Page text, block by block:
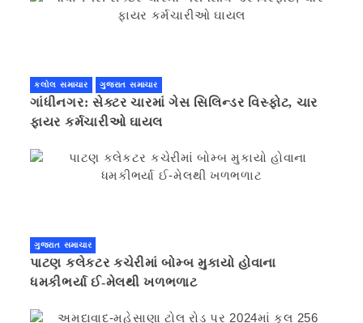
કલોલ સમાચાર ગુજરાત સમાચાર
ગાંધીનગર: સેક્ટર ચારમાં ગેસ સિલિન્ડર વિસ્ફોટ, ચાર
ફાયર કર્મચારીઓ ઘાયલ
ગુજરાત સમાચાર
પાટણ કલેકટર કચેરીમાં બોમ્બ મુકાયો હોવાના
ધમકીભર્યા ઈ-મેલથી ખળભળાટ